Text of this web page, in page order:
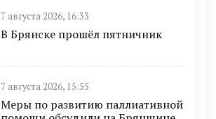
7 августа 2026, 16:33
В Брянске прошёл пятничник
7 августа 2026, 15:55
Меры по развитию паллиативной